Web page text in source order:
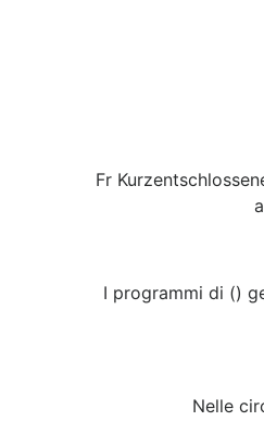
Fr
I programmi di ()
Nelle